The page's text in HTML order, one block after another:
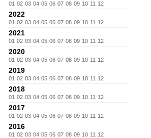
01 02 03 04 05 06 07 08 09 10 11 12
2022
01 02 03 04 05 06 07 08 09 10 11 12
2021
01 02 03 04 05 06 07 08 09 10 11 12
2020
01 02 03 04 05 06 07 08 09 10 11 12
2019
01 02 03 04 05 06 07 08 09 10 11 12
2018
01 02 03 04 05 06 07 08 09 10 11 12
2017
01 02 03 04 05 06 07 08 09 10 11 12
2016
01 02 03 04 05 06 07 08 09 10 11 12